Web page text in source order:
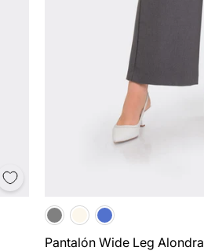
Pantalón Wide Leg Alondra